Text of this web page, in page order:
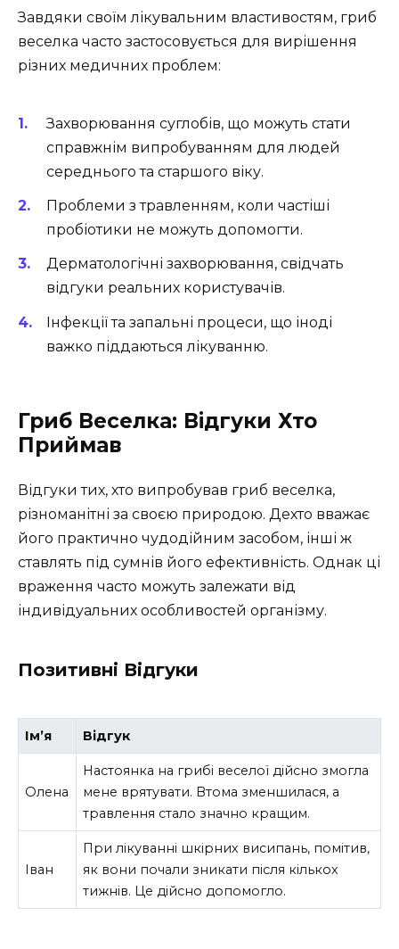
Завдяки своїм лікувальним властивостям, гриб
веселка часто застосовується для вирішення
різних медичних проблем:
Захворювання суглобів, що можуть стати
справжнім випробуванням для людей
середнього та старшого віку.
Проблеми з травленням, коли частіші
пробіотики не можуть допомогти.
Дерматологічні захворювання, свідчать
відгуки реальних користувачів.
Інфекції та запальні процеси, що іноді
важко піддаються лікуванню.
Гриб Веселка: Відгуки Хто
Приймав
Відгуки тих, хто випробував гриб веселка,
різноманітні за своєю природою. Дехто вважає
його практично чудодійним засобом, інші ж
ставлять під сумнів його ефективність. Однак ці
враження часто можуть залежати від
індивідуальних особливостей організму.
Позитивні Відгуки
Ім’я Відгук
Олена
Настоянка на грибі веселої дійсно змогла
мене врятувати. Втома зменшилася, а
травлення стало значно кращим.
Іван
При лікуванні шкірних висипань, помітив,
як вони почали зникати після кількох
тижнів. Це дійсно допомогло.